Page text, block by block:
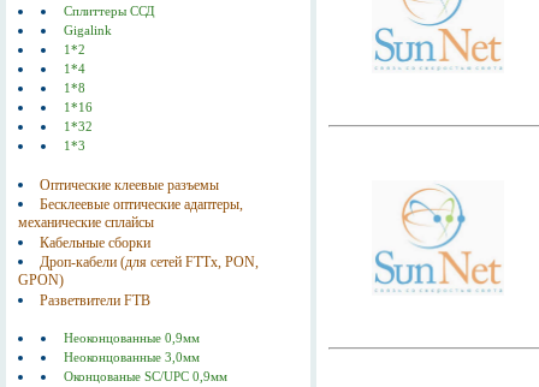
Сплиттеры ССД
Gigalink
1*2
1*4
1*8
1*16
1*32
1*3
Оптические клеевые разъемы
Бесклеевые оптические адаптеры,
механические сплайсы
Кабельные сборки
Дроп-кабели (для сетей FTTx, PON,
GPON)
Разветвители FTB
Неоконцованные 0,9мм
Неоконцованные 3,0мм
Оконцованые SC/UPC 0,9мм